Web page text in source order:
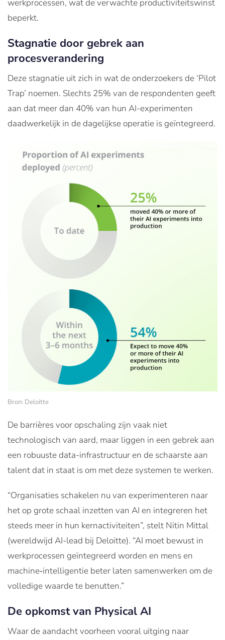
werkprocessen, wat de verwachte productiviteitswinst
beperkt.
Stagnatie door gebrek aan
procesverandering
Deze stagnatie uit zich in wat de onderzoekers de ‘Pilot
Trap’ noemen. Slechts 25% van de respondenten geeft
aan dat meer dan 40% van hun AI-experimenten
daadwerkelijk in de dagelijkse operatie is geïntegreerd.
Bron: Deloitte
De barrières voor opschaling zijn vaak niet
technologisch van aard, maar liggen in een gebrek aan
een robuuste data-infrastructuur en de schaarste aan
talent dat in staat is om met deze systemen te werken.
“Organisaties schakelen nu van experimenteren naar
het op grote schaal inzetten van AI en integreren het
steeds meer in hun kernactiviteiten”, stelt Nitin Mittal
(wereldwijd AI-lead bij Deloitte). “AI moet bewust in
werkprocessen geïntegreerd worden en mens en
machine‑intelligentie beter laten samenwerken om de
volledige waarde te benutten.”
De opkomst van Physical AI
Waar de aandacht voorheen vooral uitging naar